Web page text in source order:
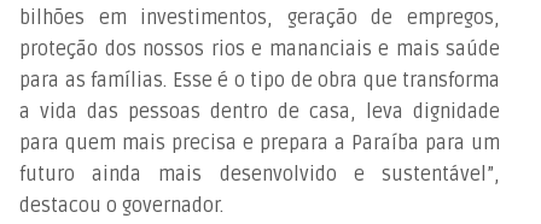
bilhões em investimentos, geração de empregos,
proteção dos nossos rios e mananciais e mais saúde
para as famílias. Esse é o tipo de obra que transforma
a vida das pessoas dentro de casa, leva dignidade
para quem mais precisa e prepara a Paraíba para um
futuro ainda mais desenvolvido e sustentável”,
destacou o governador.